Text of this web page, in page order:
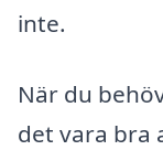
inte.
När du
det vara bra